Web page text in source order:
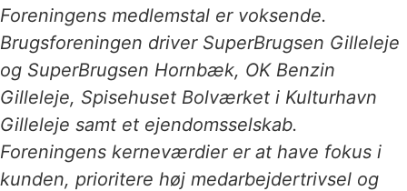
Foreningens medlemstal er voksende.
Brugsforeningen driver SuperBrugsen Gilleleje
og SuperBrugsen Hornbæk, OK Benzin
Gilleleje, Spisehuset Bolværket i Kulturhavn
Gilleleje samt et ejendomsselskab.
Foreningens kerneværdier er at have fokus i
kunden, prioritere høj medarbejdertrivsel og